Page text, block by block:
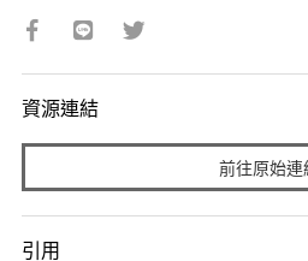
資源連結
前往原始連
引用